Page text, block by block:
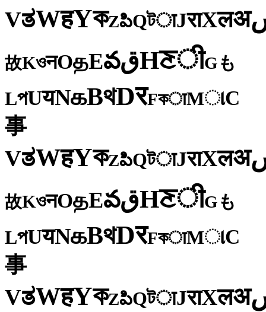
VತWहYকZపిQটाJराXलअ
故KওनOதEవقHਣीGも
LপUयNகBথDरFকाMાC
事
VತWहYকZపిQটाJराXलअ
故KওनOதEవقHਣीGも
LপUयNகBথDरFকाMાC
事
VತWहYকZపిQটाJराXलअ